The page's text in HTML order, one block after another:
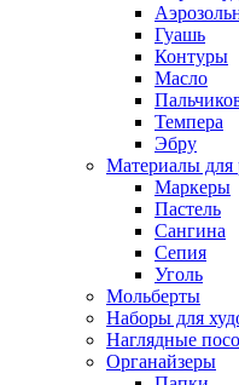
Гуашь
Контуры
Масло
Темпера
Эбру
Материалы для
Маркеры
Пастель
Сангина
Сепия
Уголь
Мольберты
Наборы для
Наглядные
Органайзеры